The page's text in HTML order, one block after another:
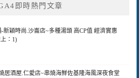
即時熱門文章
新穎時尚.沙崙店~多種湯頭 高CP值 經濟實惠
：1)
居酒屋.仁愛店~串燒海鮮佐基隆海風深夜食堂